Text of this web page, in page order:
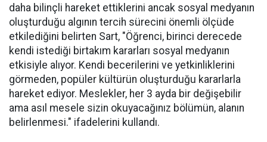
daha bilinçli hareket ettiklerini ancak sosyal medyanın
oluşturduğu algının tercih sürecini önemli ölçüde
etkilediğini belirten Sart, "Öğrenci, birinci derecede
kendi istediği birtakım kararları sosyal medyanın
etkisiyle alıyor. Kendi becerilerini ve yetkinliklerini
görmeden, popüler kültürün oluşturduğu kararlarla
hareket ediyor. Meslekler, her 3 ayda bir değişebilir
ama asıl mesele sizin okuyacağınız bölümün, alanın
belirlenmesi." ifadelerini kullandı.